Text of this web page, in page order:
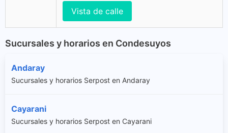
Vista de calle
Sucursales y horarios en Condesuyos
Andaray
Sucursales y horarios Serpost en Andaray
Cayarani
Sucursales y horarios Serpost en Cayarani